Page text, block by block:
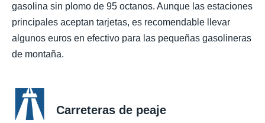
gasolina sin plomo de 95 octanos. Aunque las estaciones
principales aceptan tarjetas, es recomendable llevar
algunos euros en efectivo para las pequeñas gasolineras
de montaña.
Carreteras de peaje